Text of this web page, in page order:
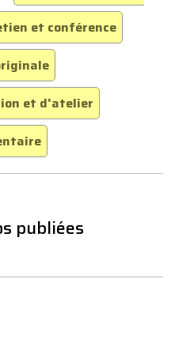
et conférence
et d'atelier
publiées